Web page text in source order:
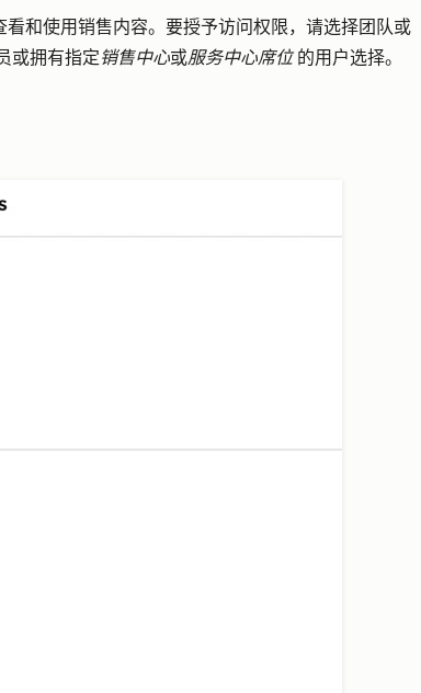
看和使用销售内容。要授予访问权限，请选择团队或
或拥有指定销售中心或服务中心席位 的用户选择。